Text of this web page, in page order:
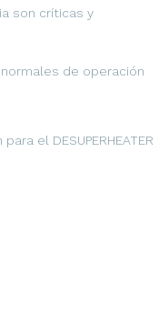
son críticas y
de operación
el DESUPERHEATER